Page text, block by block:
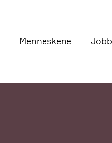
Menneskene Jobb